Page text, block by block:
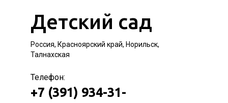
Детский сад
Россия, Красноярский край, Норильск,
Талнахская
Телефон:
+7 (391) 934-31-